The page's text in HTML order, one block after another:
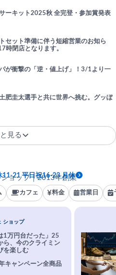
ーキット2025秋 全完登・参加賞発表
セット準備に伴う短縮営業のお知ら
時閉店となります。
が衝撃の「逆・値上げ」！3/1より一
肥圭太選手と共に世界へ挑む。グッぼ
見る
ョップ｜2013年創業
11-21 平日祝16-23 月休
カフェ 料金 営業日
ショップ
1万円台だった」25
ら、今のクライミン
を楽しむ
キャンペーン全商品